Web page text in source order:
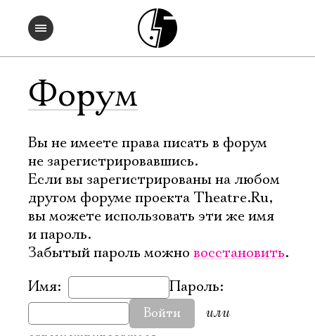
Форум
Вы не имеете права писать в форум
не зарегистрировавшись.
Если вы зарегистрированы на любом
другом форуме проекта Theatre.Ru,
вы можете использовать эти же имя
и пароль.
Забытый пароль можно восстановить.
Имя:
Пароль:
Войти
или